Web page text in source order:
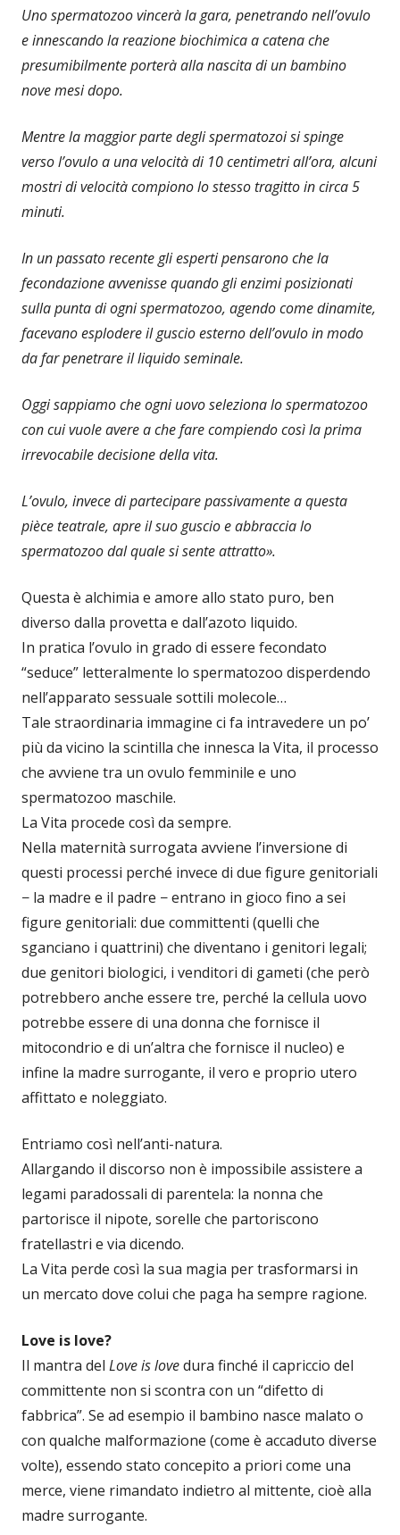
Uno spermatozoo vincerà la gara, penetrando nell’ovulo
e innescando la reazione biochimica a catena che
presumibilmente porterà alla nascita di un bambino
nove mesi dopo.
Mentre la maggior parte degli spermatozoi si spinge
verso l’ovulo a una velocità di 10 centimetri all’ora, alcuni
mostri di velocità compiono lo stesso tragitto in circa 5
minuti.
In un passato recente gli esperti pensarono che la
fecondazione avvenisse quando gli enzimi posizionati
sulla punta di ogni spermatozoo, agendo come dinamite,
facevano esplodere il guscio esterno dell’ovulo in modo
da far penetrare il liquido seminale.
Oggi sappiamo che ogni uovo seleziona lo spermatozoo
con cui vuole avere a che fare compiendo così la prima
irrevocabile decisione della vita.
L’ovulo, invece di partecipare passivamente a questa
pièce teatrale, apre il suo guscio e abbraccia lo
spermatozoo dal quale si sente attratto».
Questa è alchimia e amore allo stato puro, ben
diverso dalla provetta e dall’azoto liquido.
In pratica l’ovulo in grado di essere fecondato
“seduce” letteralmente lo spermatozoo disperdendo
nell’apparato sessuale sottili molecole…
Tale straordinaria immagine ci fa intravedere un po’
più da vicino la scintilla che innesca la Vita, il processo
che avviene tra un ovulo femminile e uno
spermatozoo maschile.
La Vita procede così da sempre.
Nella maternità surrogata avviene l’inversione di
questi processi perché invece di due figure genitoriali
− la madre e il padre − entrano in gioco fino a sei
figure genitoriali: due committenti (quelli che
sganciano i quattrini) che diventano i genitori legali;
due genitori biologici, i venditori di gameti (che però
potrebbero anche essere tre, perché la cellula uovo
potrebbe essere di una donna che fornisce il
mitocondrio e di un’altra che fornisce il nucleo) e
infine la madre surrogante, il vero e proprio utero
affittato e noleggiato.
Entriamo così nell’anti-natura.
Allargando il discorso non è impossibile assistere a
legami paradossali di parentela: la nonna che
partorisce il nipote, sorelle che partoriscono
fratellastri e via dicendo.
La Vita perde così la sua magia per trasformarsi in
un mercato dove colui che paga ha sempre ragione.
Love is love?
Il mantra del Love is lovedura finché il capriccio del
committente non si scontra con un “difetto di
fabbrica”. Se ad esempio il bambino nasce malato o
con qualche malformazione (come è accaduto diverse
volte), essendo stato concepito a priori come una
merce, viene rimandato indietro al mittente, cioè alla
madre surrogante.